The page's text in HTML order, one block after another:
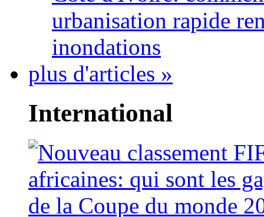
urbanisation rapide
inondations
plus d'articles »
International